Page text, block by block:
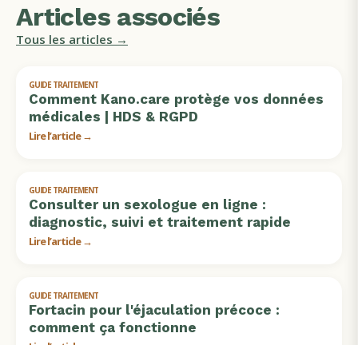
Articles associés
Tous les articles →
GUIDE TRAITEMENT
Comment Kano.care protège vos données
médicales | HDS & RGPD
Lire l’article →
GUIDE TRAITEMENT
Consulter un sexologue en ligne :
diagnostic, suivi et traitement rapide
Lire l’article →
GUIDE TRAITEMENT
Fortacin pour l'éjaculation précoce :
comment ça fonctionne